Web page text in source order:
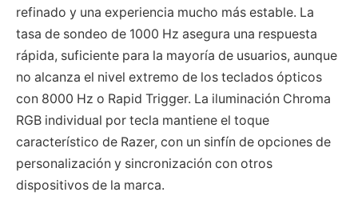
refinado y una experiencia mucho más estable. La
tasa de sondeo de 1000 Hz asegura una respuesta
rápida, suficiente para la mayoría de usuarios, aunque
no alcanza el nivel extremo de los teclados ópticos
con 8000 Hz o Rapid Trigger. La iluminación Chroma
RGB individual por tecla mantiene el toque
característico de Razer, con un sinfín de opciones de
personalización y sincronización con otros
dispositivos de la marca.